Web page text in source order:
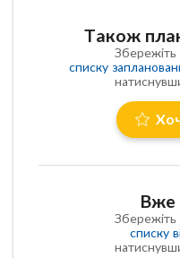
Також
списку
Вже
списку